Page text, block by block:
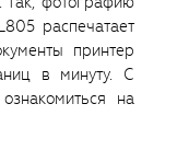
распечатает
принтер
в минуту. С
на